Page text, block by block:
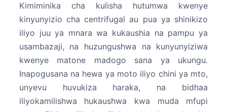
Kimiminika cha kulisha hutumwa kwenye
kinyunyizio cha centrifugal au pua ya shinikizo
iliyo juu ya mnara wa kukaushia na pampu ya
usambazaji, na huzungushwa na kunyunyiziwa
kwenye matone madogo sana ya ukungu.
Inapogusana na hewa ya moto iliyo chini ya mto,
unyevu huvukiza haraka, na bidhaa
iliyokamilishwa hukaushwa kwa muda mfupi